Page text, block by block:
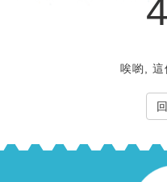
唉喲, 這